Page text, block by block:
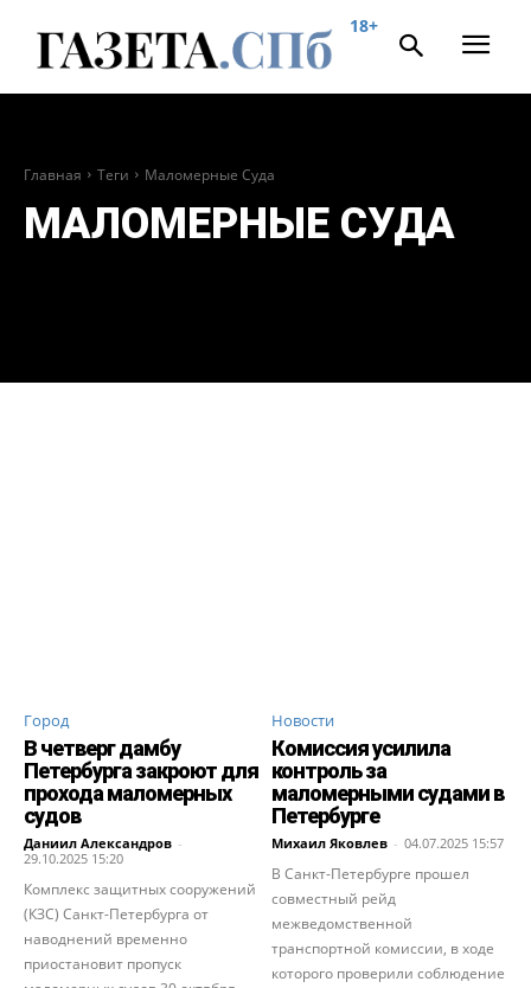
18+
Главная Теги Маломерные Суда
МАЛОМЕРНЫЕ СУДА
Город
В четверг дамбу
Петербурга закроют для
прохода маломерных
судов
Даниил Александров -
29.10.2025 15:20
Комплекс защитных сооружений
(КЗС) Санкт-Петербурга от
наводнений временно
приостановит пропуск
Новости
Комиссия усилила
контроль за
маломерными судами в
Петербурге
Михаил Яковлев - 04.07.2025 15:57
В Санкт-Петербурге прошел
совместный рейд
межведомственной
транспортной комиссии, в ходе
которого проверили соблюдение